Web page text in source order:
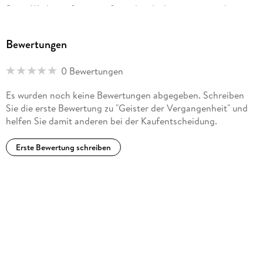
Seine Werke umfassen tiefgründige Liebesromane und
Momenten, die uns nicht loslassen, aus Ängsten, die uns
Bewertungen
0 Bewertungen
Es wurden noch keine Bewertungen abgegeben. Schreiben
Sie die erste Bewertung zu "Geister der Vergangenheit" und
helfen Sie damit anderen bei der Kaufentscheidung.
Erste Bewertung schreiben